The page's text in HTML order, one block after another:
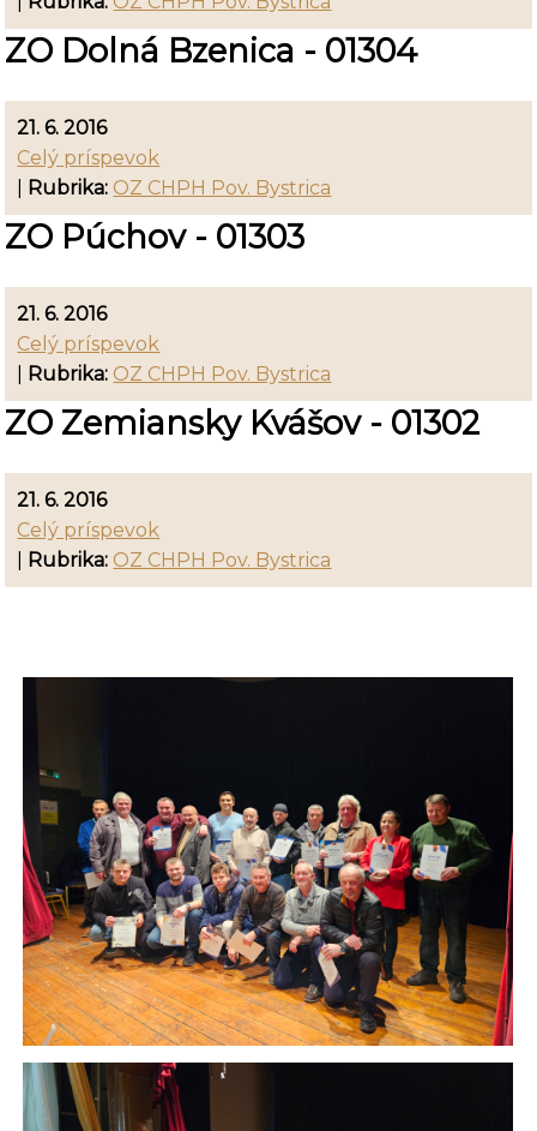
ZO Dolná Bzenica - 01304
21. 6. 2016
Celý príspevok
Rubrika: OZ CHPH Pov. Bystrica
ZO Púchov - 01303
21. 6. 2016
Celý príspevok
Rubrika: OZ CHPH Pov. Bystrica
ZO Zemiansky Kvášov - 01302
21. 6. 2016
Celý príspevok
Rubrika: OZ CHPH Pov. Bystrica